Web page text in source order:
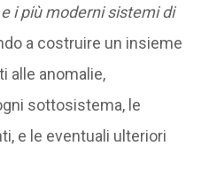
i più moderni sistemi di
a costruire un insieme
alle anomalie,
sottosistema, le
e le eventuali ulteriori